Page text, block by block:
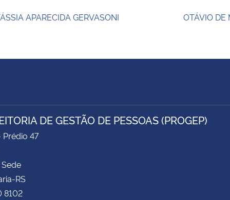
APARECIDA GERVASONI OTÁVIO DE
DE GESTÃO DE PESSOAS (PROGEP)
Prédio 47
RS
8102